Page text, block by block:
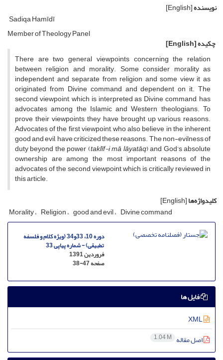
نویسنده[English]
Sadiqa Hamīdī
Member of Theology Panel
چکیده[English]
There are two general viewpoints concerning the relation
between religion and morality. Some consider morality as
independent and separate from religion and some view it as
originated from Divine command and dependent on it. The
second viewpoint, which is interpreted as Divine command, has
advocates among the Islamic and Western theologians. To
prove their viewpoints, they have brought up various reasons.
Advocates of the first viewpoint, who also believe in the inherent
good and evil, have criticized these reasons. The non-evilness of
duty beyond the power (taklīf-i mā lāyatāq) and God’s absolute
ownership are among the most important reasons of the
advocates of the second viewpoint, which is critically reviewed in
this article.
کلیدواژه‌ها[English]
Morality Religion good and evil Divine command
دوره 10، 33و34 (ویژه کلام و فلسفه
تطبیقی) - شماره پیاپی 33
فروردین 1391
صفحه38-47
فایل ها
اصل مقاله 1.04 M